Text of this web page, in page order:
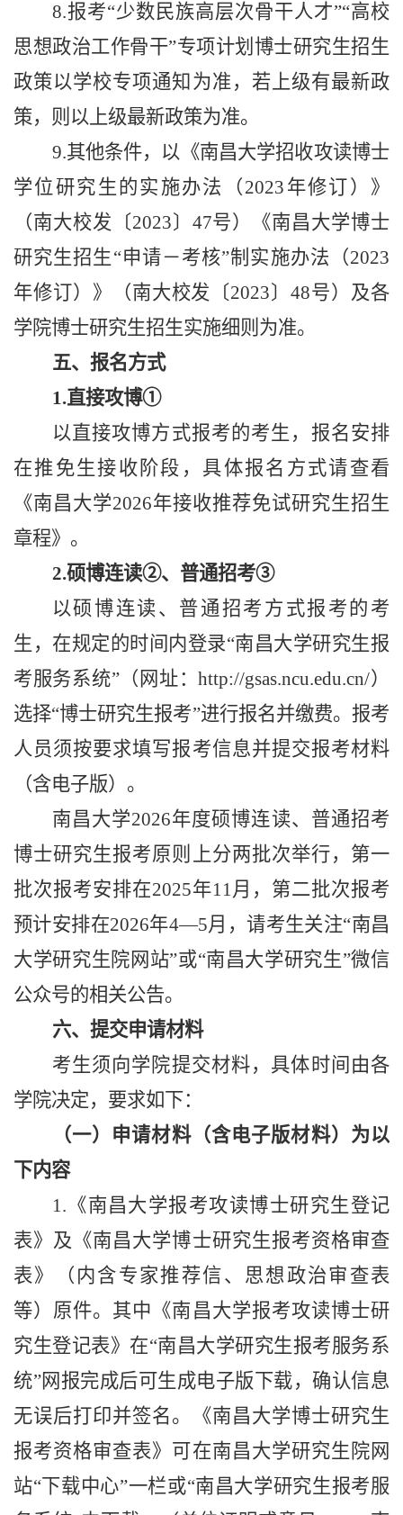
8.报考“少数民族高层次骨干人才”“高校
思想政治工作骨干”专项计划博士研究生招生
政策以学校专项通知为准，若上级有最新政
策，则以上级最新政策为准。
9.其他条件，以《南昌大学招收攻读博士
学位研究生的实施办法（2023年修订）》
（南大校发〔2023〕47号）《南昌大学博士
研究生招生“申请－考核”制实施办法（2023
年修订）》（南大校发〔2023〕48号）及各
学院博士研究生招生实施细则为准。
五、报名方式
1.直接攻博①
以直接攻博方式报考的考生，报名安排
在推免生接收阶段，具体报名方式请查看
《南昌大学2026年接收推荐免试研究生招生
章程》。
2.硕博连读②、普通招考③
以硕博连读、普通招考方式报考的考
生，在规定的时间内登录“南昌大学研究生报
考服务系统”（网址：http://gsas.ncu.edu.cn/）
选择“博士研究生报考”进行报名并缴费。报考
人员须按要求填写报考信息并提交报考材料
（含电子版）。
南昌大学2026年度硕博连读、普通招考
博士研究生报考原则上分两批次举行，第一
批次报考安排在2025年11月，第二批次报考
预计安排在2026年4—5月 ，请考生关注“南昌
大学研究生院网站”或“南昌大学研究生”微信
公众号的相关公告。
六、提交申请材料
考生须向学院提交材料， 具体时间由各
学院决定， 要求如下：
（一）申请材料（含电子版材料）为以
下内容
1.《南昌大学报考攻读博士研究生登记
表》 及《南昌大学博士研究生报考资格审查
表》（ 内含专家推荐信、思想政治审查表
等） 原件。 其中 《南昌大学报考攻读博士研
究生登记表》 在“南昌大学研究生报考服务系
统”网报完成后可生成电子版下载，确认信息
无误后打印并签名。《南昌大学博士研究生
报考资格审查表》 可在南昌大学研究生院网
站“下载中心”一栏或“南昌大学研究生报考服